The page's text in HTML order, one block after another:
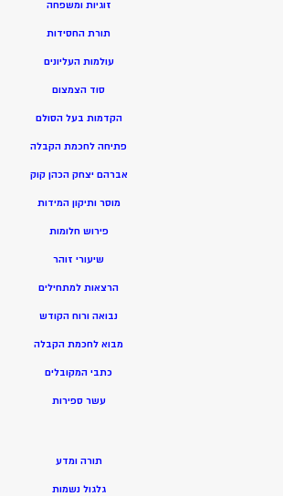
זוגיות ומשפחה
תורת החסידות
עולמות העליונים
סוד הצמצום
הקדמות בעל הסולם
פתיחה לחכמת הקבלה
אברהם יצחק הכהן קוק
מוסר ותיקון המידות
פירוש חלומות
שיעורי זוהר
הרצאות למתחילים
נבואה ורוח הקודש
מבוא לחכמת הקבלה
כתבי המקובלים
עשר ספירות
תורה ומדע
גלגול נשמות